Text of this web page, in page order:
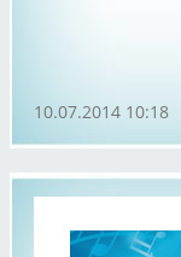
10.07.2014 10:18